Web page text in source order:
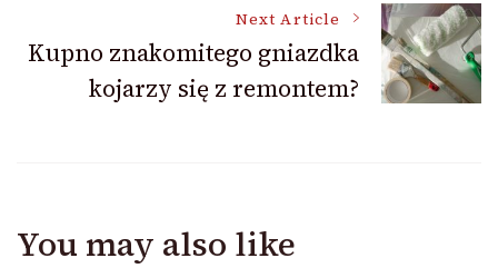
Next Article
Kupno znakomitego gniazdka
kojarzy się z remontem?
You may also like